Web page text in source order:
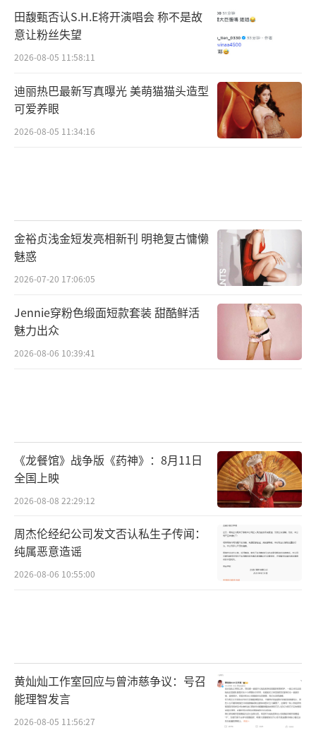
田馥甄否认S.H.E将开演唱会 称不是故
意让粉丝失望
2026-08-05 11:58:11
迪丽热巴最新写真曝光 美萌猫猫头造型
可爱养眼
2026-08-05 11:34:16
金裕贞浅金短发亮相新刊 明艳复古慵懒
魅惑
2026-07-20 17:06:05
Jennie穿粉色缎面短款套装 甜酷鲜活
魅力出众
2026-08-06 10:39:41
《龙餐馆》战争版《药神》：8月11日
全国上映
2026-08-08 22:29:12
周杰伦经纪公司发文否认私生子传闻：
纯属恶意造谣
2026-08-06 10:55:00
黄灿灿工作室回应与曾沛慈争议：号召
能理智发言
2026-08-05 11:56:27